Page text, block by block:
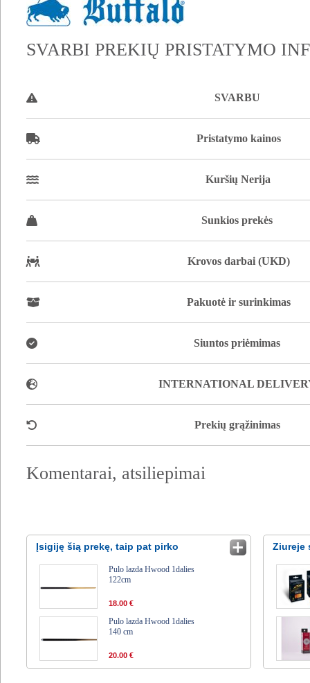
SVARBI PREKIŲ PRISTATYMO
SVARBU
Pristatymo kainos
Kuršių Nerija
Sunkios prekės
Krovos darbai (UKD)
Pakuotė ir surinkimas
Siuntos priėmimas
INTERNATIONAL
Prekių grąžinimas
Komentarai, atsiliepimai
Įsigiję šią prekę, taip pat pirko
Pulo lazda Hwood 1dalies
122cm
18.00 €
Pulo lazda Hwood 1dalies
140 cm
20.00 €
Ziureje